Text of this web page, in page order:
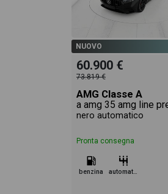
NUOVO
60.900 €
73.819 €
AMG Classe A
nero automatico
Pronta consegna
benzina automatico